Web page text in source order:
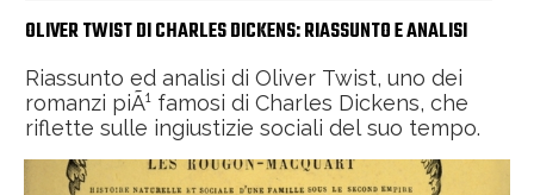
OLIVER TWIST DI CHARLES DICKENS: RIASSUNTO E ANALISI
Riassunto ed analisi di Oliver Twist, uno dei
romanzi piÃ¹ famosi di Charles Dickens, che
riflette sulle ingiustizie sociali del suo tempo.